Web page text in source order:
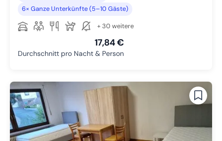
6× Ganze Unterkünfte (5–10 Gäste)
+ 30 weitere
17,84 €
Durchschnitt pro Nacht & Person